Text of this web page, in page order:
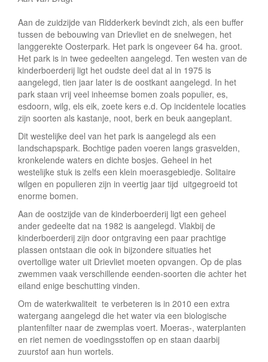
Aan de zuidzijde van Ridderkerk bevindt zich, als een buffer
tussen de bebouwing van Drievliet en de snelwegen, het
langgerekte Oosterpark. Het park is ongeveer 64 ha. groot.
Het park is in twee gedeelten aangelegd. Ten westen van de
kinderboerderij ligt het oudste deel dat al in 1975 is
aangelegd, tien jaar later is de oostkant aangelegd. In het
park staan vrij veel inheemse bomen zoals populier, es,
esdoorn, wilg, els eik, zoete kers e.d. Op incidentele locaties
zijn soorten als kastanje, noot, berk en beuk aangeplant.
Dit westelijke deel van het park is aangelegd als een
landschapspark. Bochtige paden voeren langs grasvelden,
kronkelende waters en dichte bosjes. Geheel in het
westelijke stuk is zelfs een klein moerasgebiedje. Solitaire
wilgen en populieren zijn in veertig jaar tijd uitgegroeid tot
enorme bomen.
Aan de oostzijde van de kinderboerderij ligt een geheel
ander gedeelte dat na 1982 is aangelegd. Vlakbij de
kinderboerderij zijn door ontgraving een paar prachtige
plassen ontstaan die ook in bijzondere situaties het
overtollige water uit Drievliet moeten opvangen. Op de plas
zwemmen vaak verschillende eenden-soorten die achter het
eiland enige beschutting vinden.
Om de waterkwaliteit te verbeteren is in 2010 een extra
watergang aangelegd die het water via een biologische
plantenfilter naar de zwemplas voert. Moeras-, waterplanten
en riet nemen de voedingsstoffen op en staan daarbij
zuurstof aan hun wortels.